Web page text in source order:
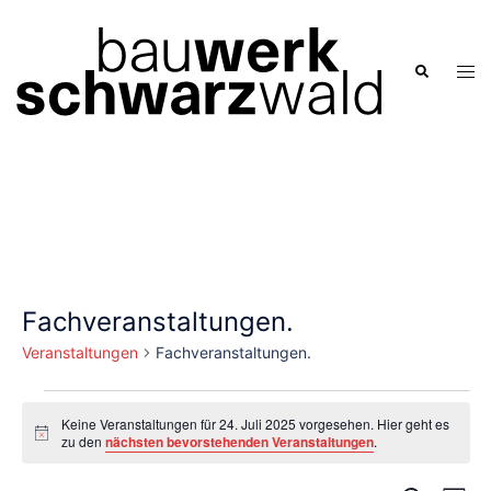
Suche
Fachveranstaltungen.
Veranstaltungen Fachveranstaltungen.
für
Hinweis
Keine Veranstaltungen für 24. Juli 2025 vorgesehen. Hier geht es
zu den nächsten bevorstehenden Veranstaltungen.